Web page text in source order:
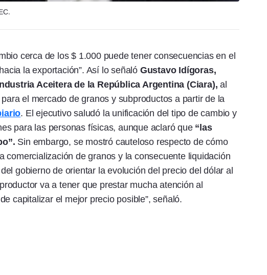
cerca de los $ 1.000 puede tener consecuencias en el
la exportación”. Así lo señaló Gustavo Idígoras,
Aceitera de la República Argentina (Ciara), al
el mercado de granos y subproductos a partir de la
. El ejecutivo saludó la unificación del tipo de cambio y
para las personas físicas, aunque aclaró que“las
Sin embargo, se mostró cauteloso respecto de cómo
comercialización de granos y la consecuente liquidación
gobierno de orientar la evolución del precio del dólar al
va a tener que prestar mucha atención al
capitalizar el mejor precio posible”, señaló.